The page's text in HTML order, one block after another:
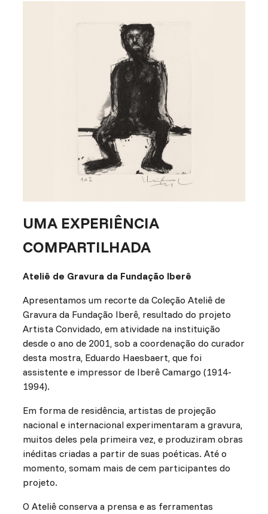
UMA EXPERIÊNCIA
COMPARTILHADA
Ateliê de Gravura da Fundação Iberê
Apresentamos um recorte da Coleção Ateliê de
Gravura da Fundação Iberê, resultado do projeto
Artista Convidado, em atividade na instituição
desde o ano de 2001, sob a coordenação do curador
desta mostra, Eduardo Haesbaert, que foi
assistente e impressor de Iberê Camargo (1914-
1994).
Em forma de residência, artistas de projeção
nacional e internacional experimentaram a gravura,
muitos deles pela primeira vez, e produziram obras
inéditas criadas a partir de suas poéticas. Até o
momento, somam mais de cem participantes do
projeto.
O Ateliê conserva a prensa e as ferramentas